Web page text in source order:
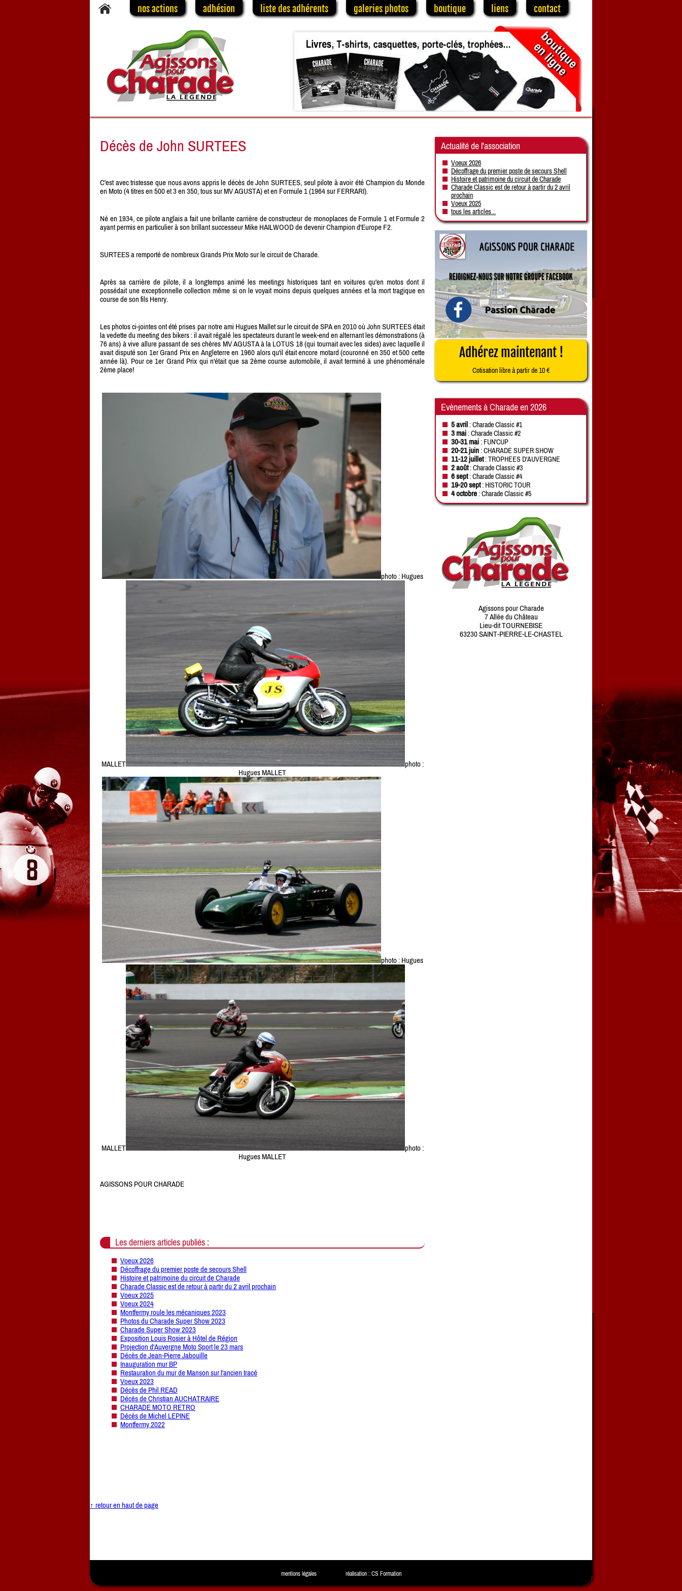
nos actions adhésion liste des adhérents galeries photos boutique liens contact
Décès de John SURTEES
C'est avec tristesse que nous avons appris le décès de John SURTEES, seul pilote à avoir été Champion du Monde
en Moto (4 titres en 500 et 3 en 350, tous sur MV AGUSTA) et en Formule 1 (1964 sur FERRARI).
Né en 1934, ce pilote anglais a fait une brillante carrière de constructeur de monoplaces de Formule 1 et Formule 2
ayant permis en particulier à son brillant successeur Mike HAILWOOD de devenir Champion d'Europe F2.
SURTEES a remporté de nombreux Grands Prix Moto sur le circuit de Charade.
Après sa carrière de pilote, il a longtemps animé les meetings historiques tant en voitures qu'en motos dont il
possédait une exceptionnelle collection même si on le voyait moins depuis quelques années et la mort tragique en
course de son fils Henry.
Les photos ci-jointes ont été prises par notre ami Hugues Mallet sur le circuit de SPA en 2010 où John SURTEES était
la vedette du meeting des bikers : il avait régalé les spectateurs durant le week-end en alternant les démonstrations (à
76 ans) à vive allure passant de ses chères MV AGUSTA à la LOTUS 18 (qui tournait avec les sides) avec laquelle il
avait disputé son 1er Grand Prix en Angleterre en 1960 alors qu'il était encore motard (couronné en 350 et 500 cette
année là). Pour ce 1er Grand Prix qui n'était que sa 2ème course automobile, il avait terminé à une phénoménale
2ème place!
photo : Hugues
MALLET
photo :
Hugues MALLET
photo : Hugues
MALLET
photo :
Hugues MALLET
AGISSONS POUR CHARADE
Les derniers articles publiés :
Voeux 2026
Décoffrage du premier poste de secours Shell
Histoire et patrimoine du circuit de Charade
Charade Classic est de retour à partir du 2 avril prochain
Voeux 2025
Voeux 2024
Montfermy roule les mécaniques 2023
Photos du Charade Super Show 2023
Charade Super Show 2023
Exposition Louis Rosier à Hôtel de Région
Projection d'Auvergne Moto Sport le 23 mars
Décès de Jean-Pierre Jabouille
Inauguration mur BP
Restauration du mur de Manson sur l'ancien tracé
Voeux 2023
Décès de Phil READ
Décès de Christian AUCHATRAIRE
CHARADE MOTO RETRO
Décès de Michel LEPINE
Montfermy 2022
Actualité de l'association
Voeux 2026
Décoffrage du premier poste de secours Shell
Histoire et patrimoine du circuit de Charade
Charade Classic est de retour à partir du 2 avril
prochain
Voeux 2025
tous les articles...
Adhérez maintenant !
Cotisation libre à partir de 10 €
Evènements à Charade en 2026
5 avril: Charade Classic #1
3 mai: Charade Classic #2
30-31 mai: FUN'CUP
20-21 juin: CHARADE SUPER SHOW
11-12 juillet: TROPHEES D'AUVERGNE
2 août: Charade Classic #3
6 sept: Charade Classic #4
19-20 sept: HISTORIC TOUR
4 octobre: Charade Classic #5
Agissons pour Charade
7 Allée du Château
Lieu-dit TOURNEBISE
63230 SAINT-PIERRE-LE-CHASTEL
↑ retour en haut de page
mentions légales réalisation : CS Formation